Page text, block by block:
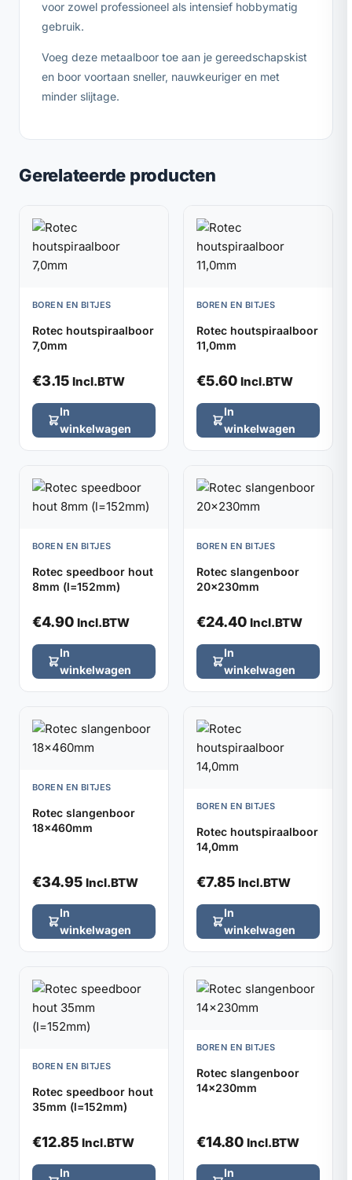
voor zowel professioneel als intensief hobbymatig
gebruik.
Voeg deze metaalboor toe aan je gereedschapskist
en boor voortaan sneller, nauwkeuriger en met
minder slijtage.
Gerelateerde producten
BOREN EN BITJES
Rotec houtspiraalboor
7,0mm
€3.15 Incl.BTW
In
winkelwagen
BOREN EN BITJES
Rotec houtspiraalboor
11,0mm
€5.60 Incl.BTW
In
winkelwagen
BOREN EN BITJES
Rotec speedboor hout
8mm (l=152mm)
€4.90 Incl.BTW
In
winkelwagen
BOREN EN BITJES
Rotec slangenboor
20x230mm
€24.40 Incl.BTW
In
winkelwagen
BOREN EN BITJES
Rotec slangenboor
18x460mm
€34.95 Incl.BTW
In
winkelwagen
BOREN EN BITJES
Rotec houtspiraalboor
14,0mm
€7.85 Incl.BTW
In
winkelwagen
BOREN EN BITJES
Rotec speedboor hout
35mm (l=152mm)
€12.85 Incl.BTW
In
BOREN EN BITJES
Rotec slangenboor
14x230mm
€14.80 Incl.BTW
In